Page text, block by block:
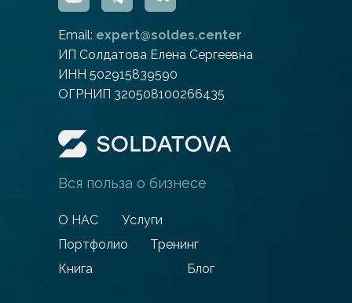
Email: expert@soldes.center
ИП Солдатова Елена Сергеевна
ИНН 502915839590
ОГРНИП 320508100266435
Вся польза о бизнесе
O НАС
Услуги
Портфолио
Тренинг
Книга
Блог